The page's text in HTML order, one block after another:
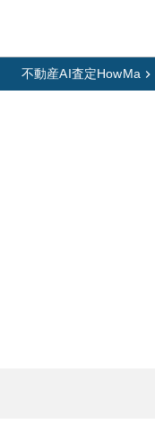
不動産AI査定HowMa